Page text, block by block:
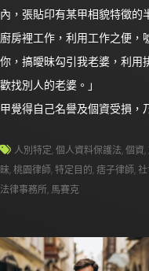
內，張貼印有某甲相貌特徵
廚房裡工作，利用工作之便，
你，搞曖昧勾引我老婆，利用
歡找別人的老婆。」
甲覺得自己名譽及個資受損，
人別特定,個人資料保護法,個資,
昧,桃園律師,特定目的,痞子律師,
法律事務所, 馬賽克